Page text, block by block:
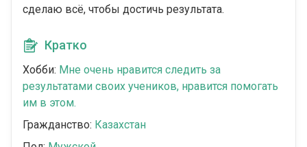
сделаю всё, чтобы достичь результата.
Кратко
Хобби: Мне очень нравится следить за
результатами своих учеников, нравится помогать
им в этом.
Гражданство: Казахстан